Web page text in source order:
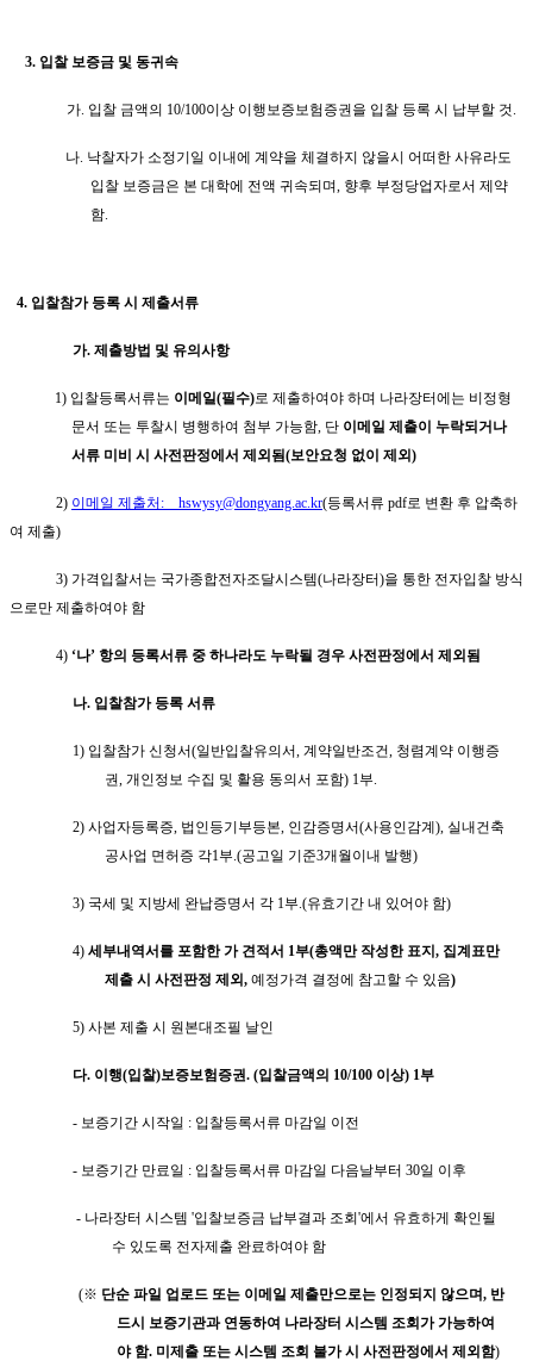
3. 입찰 보증금 및 동귀속
가. 입찰 금액의 10/100이상 이행보증보험증권을 입찰 등록 시 납부할 것.
나. 낙찰자가 소정기일 이내에 계약을 체결하지 않을시 어떠한 사유라도
입찰 보증금은 본 대학에 전액 귀속되며, 향후 부정당업자로서 제약
함.
4. 입찰참가 등록 시 제출서류
가.제출방법 및 유의사항
1) 입찰등록서류는 이메일(필수)로 제출하여야 하며 나라장터에는 비정형
문서 또는 투찰시 병행하여 첨부 가능함, 단 이메일 제출이 누락되거나
서류 미비 시 사전판정에서 제외됨(보안요청 없이 제외)
2) 이메일 제출처: hswysy@dongyang.ac.kr(등록서류 pdf로 변환 후 압축하
여 제출)
3) 가격입찰서는 국가종합전자조달시스템(나라장터)을 통한 전자입찰 방식
으로만 제출하여야 함
4) ‘나’ 항의 등록서류 중 하나라도 누락될 경우 사전판정에서 제외됨
나. 입찰참가 등록 서류
1) 입찰참가 신청서(일반입찰유의서,계약일반조건, 청렴계약 이행증
권, 개인정보 수집 및 활용 동의서 포함) 1부.
2)사업자등록증, 법인등기부등본, 인감증명서(사용인감계), 실내건축
공사업 면허증 각1부.(공고일 기준3개월이내 발행)
3) 국세 및 지방세 완납증명서 각 1부.(유효기간 내 있어야 함)
4)세부내역서를 포함한 가 견적서 1부(총액만 작성한 표지, 집계표만
제출 시 사전판정 제외, 예정가격 결정에 참고할 수 있음)
5)사본 제출 시 원본대조필 날인
다. 이행(입찰)보증보험증권. (입찰금액의 10/100 이상) 1부
- 보증기간 시작일 : 입찰등록서류 마감일 이전
- 보증기간 만료일 : 입찰등록서류 마감일 다음날부터30일 이후
- 나라장터 시스템 '입찰보증금 납부결과 조회'에서 유효하게 확인될
수 있도록 전자제출 완료하여야 함
(※ 단순 파일 업로드 또는 이메일 제출만으로는 인정되지 않으며, 반
드시 보증기관과 연동하여 나라장터 시스템 조회가 가능하여
야 함. 미제출 또는 시스템 조회 불가 시 사전판정에서 제외함)